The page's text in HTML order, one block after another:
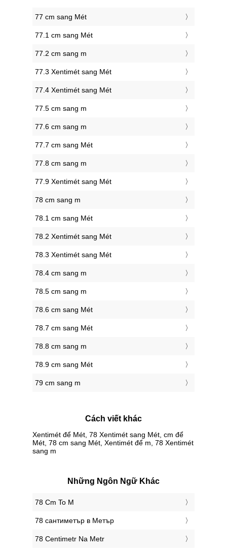
77 cm sang Mét
77.1 cm sang Mét
77.2 cm sang m
77.3 Xentimét sang Mét
77.4 Xentimét sang Mét
77.5 cm sang m
77.6 cm sang m
77.7 cm sang Mét
77.8 cm sang m
77.9 Xentimét sang Mét
78 cm sang m
78.1 cm sang Mét
78.2 Xentimét sang Mét
78.3 Xentimét sang Mét
78.4 cm sang m
78.5 cm sang m
78.6 cm sang Mét
78.7 cm sang Mét
78.8 cm sang m
78.9 cm sang Mét
79 cm sang m
Cách viết khác
Xentimét để Mét, 78 Xentimét sang Mét, cm để
Mét, 78 cm sang Mét, Xentimét để m, 78 Xentimét
sang m
Những Ngôn Ngữ Khác
‎78 Cm To M
‎78 сантиметър в Метър
‎78 Centimetr Na Metr